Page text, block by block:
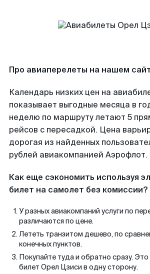
Про авиаперелеты на нашем
Календарь низких цен на
показывает выгодные месяца в
неделю по маршруту летают 5
рейсов с пересадкой. Цена
дорогая из найденных
рублей авиакомпанией Аэрофлот.
Как еще сэкономить используя
билет на самолет без комиссии?
У разных авиакомпаний услуги по
различаются по цене.
Лететь транзитом дешево, по
конечных пунктов.
Покупайте туда и обратно сразу.
билет Орел Цзиси в одну сторону.